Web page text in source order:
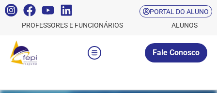
PORTAL DO ALUNO
PROFESSORES E FUNCIONÁRIOS
ALUNOS
Fale Conosco